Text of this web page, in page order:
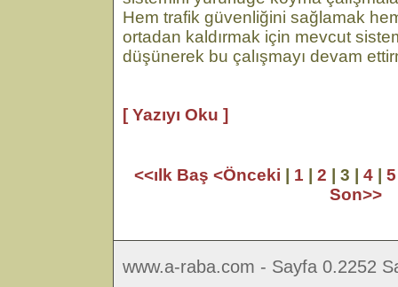
Hem trafik güvenliğini sağlamak
ortadan kaldırmak için mevcut
düşünerek bu çalışmayı devam
[ Yazıyı Oku ]
<<ılk Baş <Önceki 1 2 | 3 | 4| 5
Son>>
www.a-raba.com - Sayfa 0.2252